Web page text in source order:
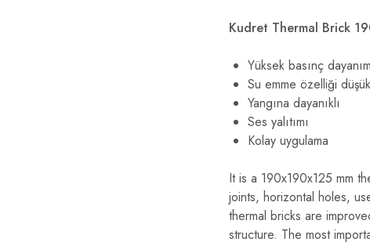
Kudret Thermal Brick
Yüksek basınç
Su emme özelliği düşük
Yangına dayanıklı
Ses yalıtımı
Kolay uygulama
It is a 190x190x125 mm
joints, horizontal holes,
thermal bricks are
structure. The most